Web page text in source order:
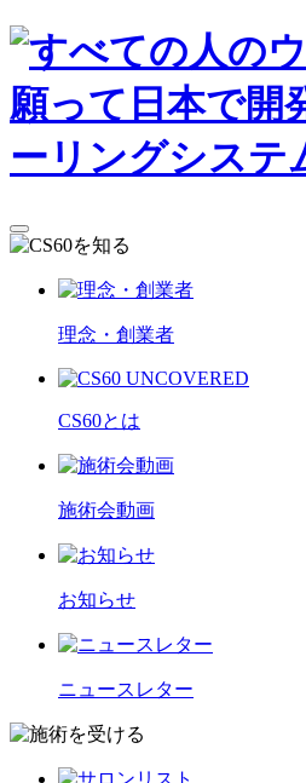
理念・創業者
CS60とは
施術会動画
お知らせ
ニュースレター